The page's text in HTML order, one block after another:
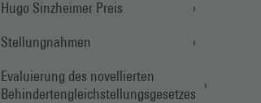
Hugo Sinzheimer Preis
Stellungnahmen
Evaluierung des novellierten
Behindertengleichstellungsgesetzes